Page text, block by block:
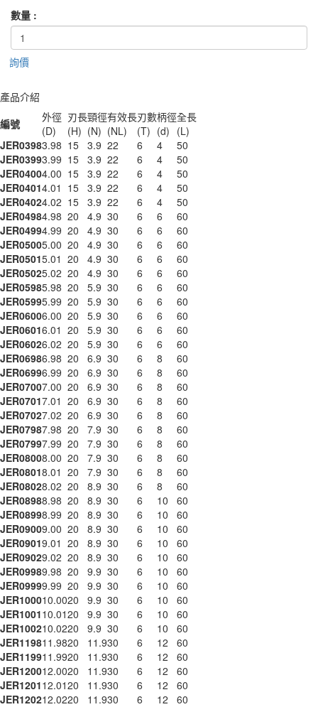
數量 :
詢價
產品介紹
編號
外徑
(D)
刃長
(H)
頸徑
(N)
有效長
(NL)
刃數
(T)
柄徑
(d)
全長
(L)
JER03983.98 15 3.9 22 6 4
50
JER03993.99 15 3.9 22 6 4
50
JER04004.00 15 3.9 22 6 4
50
JER04014.01 15 3.9 22 6 4
50
JER04024.02 15 3.9 22 6 4
50
JER04984.98 20 4.9 30 6 6
60
JER04994.99 20 4.9 30 6 6
60
JER05005.00 20 4.9 30 6 6
60
JER05015.01 20 4.9 30 6 6
60
JER05025.02 20 4.9 30 6 6
60
JER05985.98 20 5.9 30 6 6
60
JER05995.99 20 5.9 30 6 6
60
JER06006.00 20 5.9 30 6 6
60
JER06016.01 20 5.9 30 6 6
60
JER06026.02 20 5.9 30 6 6
60
JER06986.98 20 6.9 30 6 8
60
JER06996.99 20 6.9 30 6 8
60
JER07007.00 20 6.9 30 6 8
60
JER07017.01 20 6.9 30 6 8
60
JER07027.02 20 6.9 30 6 8
60
JER07987.98 20 7.9 30 6 8
60
JER07997.99 20 7.9 30 6 8
60
JER08008.00 20 7.9 30 6 8
60
JER08018.01 20 7.9 30 6 8
60
JER08028.02 20 8.9 30 6 8
60
JER08988.98 20 8.9 30 6 10
60
JER08998.99 20 8.9 30 6 10
60
JER09009.00 20 8.9 30 6 10
60
JER09019.01 20 8.9 30 6 10
60
JER09029.02 20 8.9 30 6 10
60
JER09989.98 20 9.9 30 6 10
60
JER09999.99 20 9.9 30 6 10
60
JER100010.0020 9.9 30 6 10
60
JER100110.0120 9.9 30 6 10
60
JER100210.0220 9.9 30 6 10
60
JER119811.9820 11.930 6 12
60
JER119911.9920 11.930 6 12
60
JER120012.0020 11.930 6 12
60
JER120112.0120 11.930 6 12
60
JER120212.0220 11.930 6 12 60